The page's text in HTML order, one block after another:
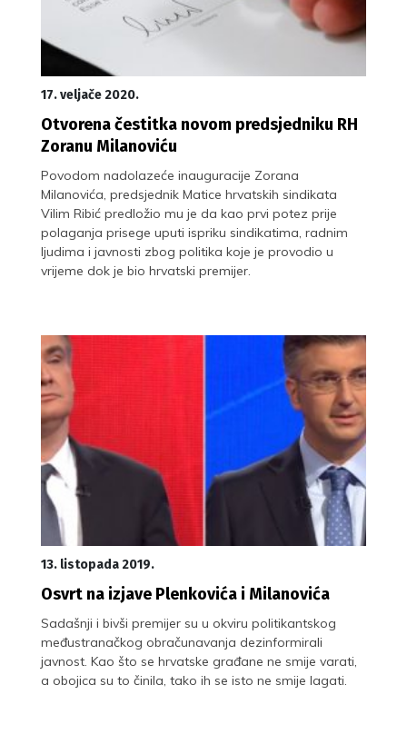
17. veljače 2020.
Otvorena čestitka novom predsjedniku RH
Zoranu Milanoviću
Povodom nadolazeće inauguracije Zorana
Milanovića, predsjednik Matice hrvatskih sindikata
Vilim Ribić predložio mu je da kao prvi potez prije
polaganja prisege uputi ispriku sindikatima, radnim
ljudima i javnosti zbog politika koje je provodio u
vrijeme dok je bio hrvatski premijer.
13. listopada 2019.
Osvrt na izjave Plenkovića i Milanovića
Sadašnji i bivši premijer su u okviru politikantskog
međustranačkog obračunavanja dezinformirali
javnost. Kao što se hrvatske građane ne smije varati,
a obojica su to činila, tako ih se isto ne smije lagati.